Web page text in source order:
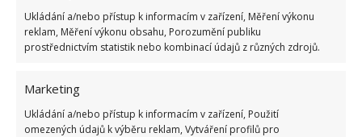
Ukládání a/nebo přístup k informacím v zařízení, Měření výkonu
reklam, Měření výkonu obsahu, Porozumění publiku
prostřednictvím statistik nebo kombinací údajů z různých zdrojů.
Marketing
Ukládání a/nebo přístup k informacím v zařízení, Použití
omezených údajů k výběru reklam, Vytváření profilů pro
Mouchy raději poletí o domácnost dále. Kromě
chemikálií je odpudí i citron s hřebíčkem